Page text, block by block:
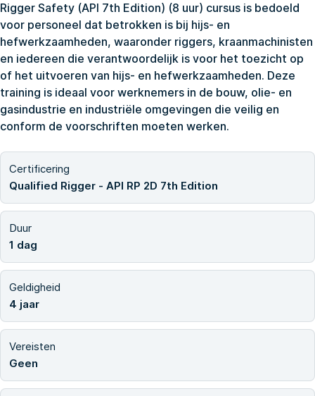
Rigger Safety (API 7th Edition) (8 uur) cursus is bedoeld
voor personeel dat betrokken is bij hijs- en
hefwerkzaamheden, waaronder riggers, kraanmachinisten
en iedereen die verantwoordelijk is voor het toezicht op
of het uitvoeren van hijs- en hefwerkzaamheden. Deze
training is ideaal voor werknemers in de bouw, olie- en
gasindustrie en industriële omgevingen die veilig en
conform de voorschriften moeten werken.
Certificering
Qualified Rigger - API RP 2D 7th Edition
Duur
1 dag
Geldigheid
4 jaar
Vereisten
Geen